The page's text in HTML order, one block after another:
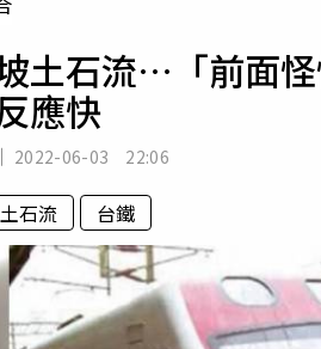
專欄
土石流…「前面
應快
2022-06-03 22:06
土石流 台鐵